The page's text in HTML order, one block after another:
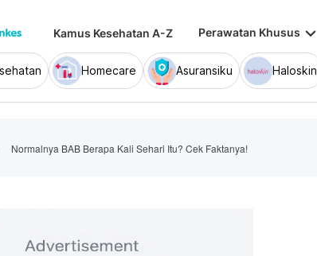
Kamus Kesehatan A-Z Perawatan Khusus keyboard_arrow_down
Homecare Asuransiku Haloskin
Normalnya BAB Berapa Kali Sehari Itu? Cek Faktanya!